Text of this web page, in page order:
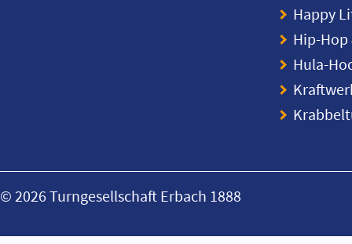
Happy
Hip-Hop
Hula-
© 2026 Turngesellschaft Erbach 1888